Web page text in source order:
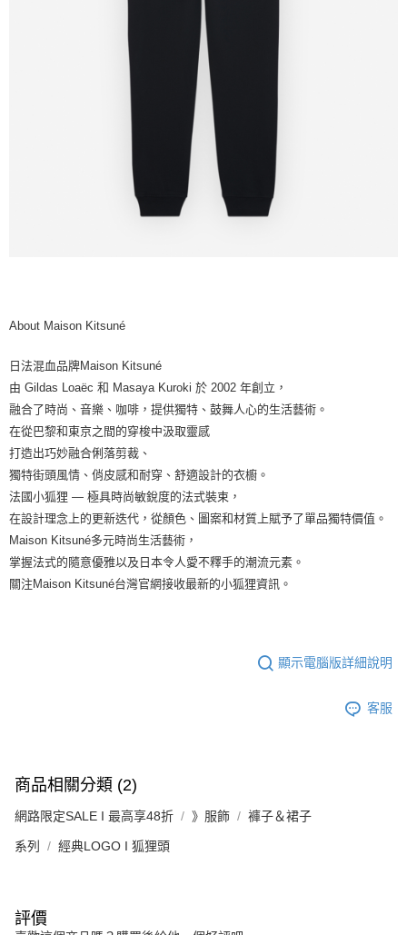
About Maison Kitsuné
日法混血品牌Maison Kitsuné
由 Gildas Loaëc 和 Masaya Kuroki 於 2002 年創立，
融合了時尚、音樂、咖啡，提供獨特、鼓舞人心的生活藝術。
在從巴黎和東京之間的穿梭中汲取靈感
打造出巧妙融合俐落剪裁、
獨特街頭風情、俏皮感和耐穿、舒適設計的衣櫥。
法國小狐狸 — 極具時尚敏銳度的法式裝束，
在設計理念上的更新迭代，從顏色、圖案和材質上賦予了單品獨特價值。
Maison Kitsuné多元時尚生活藝術，
掌握法式的隨意優雅以及日本令人愛不釋手的潮流元素。
關注Maison Kitsuné台灣官網接收最新的小狐狸資訊。
顯示電腦版詳細說明
客服
商品相關分類 (2)
網路限定SALE I 最高享48折 》服飾 褲子＆裙子
系列 經典LOGO I 狐狸頭
評價